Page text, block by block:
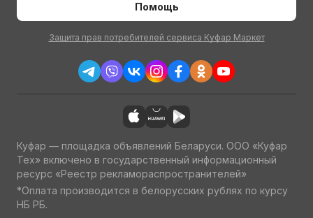
Помощь
Защита прав потребителей сервиса Куфар Маркет
Куфар — площадка объявлений Беларуси. ООО «Куфар
Тех» включено в государственный информационный
ресурс «Реестр рекламораспространителей»
*Оплата производится в белорусских рублях по курсу
НБ РБ.